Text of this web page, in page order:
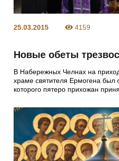
25.03.2015 4159
Новые обеты
В Набережных Челнах на
храме святителя Ермогена был
которого пятеро прихожан